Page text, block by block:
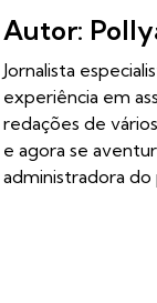
Autor:
Jornalista
experiência em
redações de
e agora se
administradora